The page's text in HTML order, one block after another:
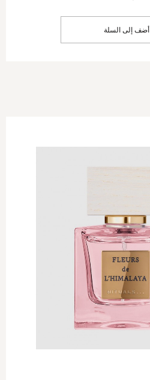
أضف إلى السلة